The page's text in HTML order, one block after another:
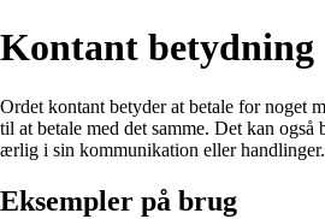
Kontant betydning
Ordet kontant betyder at betale for noget
til at betale med det samme. Det kan
ærlig i sin kommunikation eller handlinger.
Eksempler på brug